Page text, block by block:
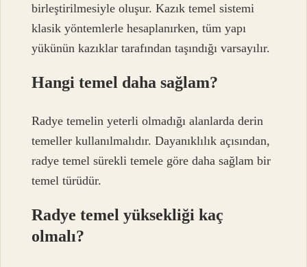
birleştirilmesiyle oluşur. Kazık temel sistemi
klasik yöntemlerle hesaplanırken, tüm yapı
yükünün kazıklar tarafından taşındığı varsayılır.
Hangi temel daha sağlam?
Radye temelin yeterli olmadığı alanlarda derin
temeller kullanılmalıdır. Dayanıklılık açısından,
radye temel sürekli temele göre daha sağlam bir
temel türüdür.
Radye temel yüksekliği kaç
olmalı?